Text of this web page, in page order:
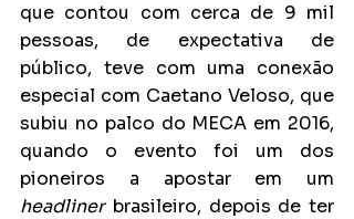
que contou com cerca de 9 mil
pessoas, de expectativa de
público, teve com uma conexão
especial com Caetano Veloso, que
subiu no palco do MECA em 2016,
quando o evento foi um dos
headliner brasileiro, depois de ter